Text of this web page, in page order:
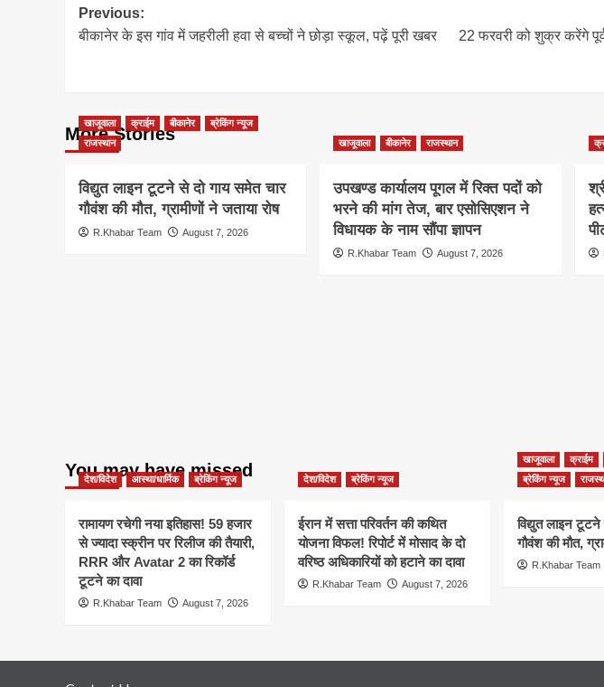
Post
navigation
Previous:
बीकानेर के इस गांव में जहरीली हवा से बच्चों ने छोड़ा स्कूल, पढ़ें पूरी खबर
22 फरवरी को शुक्र करेंगे
More Stories
खाजूवाला क्राईम बीकानेर
ब्रेकिंग न्यूज
राजस्थान
विद्युत लाइन टूटने से दो गाय समेत चार
गौवंश की मौत, ग्रामीणों ने जताया रोष
R.Khabar Team August 7, 2026
खाजूवाला बीकानेर राजस्थान
उपखण्ड कार्यालय पूगल में रिक्त पदों को
भरने की मांग तेज, बार एसोसिएशन ने
विधायक के नाम सौंपा ज्ञापन
R.Khabar Team August 7, 2026
You may have missed
देश/विदेश आस्था/धार्मिक ब्रेकिंग न्यूज
रामायण रचेगी नया इतिहास! 59 हजार
से ज्यादा स्क्रीन पर रिलीज की तैयारी,
RRR और Avatar 2 का रिकॉर्ड
टूटने का दावा
R.Khabar Team August 7, 2026
देश/विदेश ब्रेकिंग न्यूज
ईरान में सत्ता परिवर्तन की कथित
योजना विफल! रिपोर्ट में मोसाद के दो
वरिष्ठ अधिकारियों को हटाने का दावा
R.Khabar Team August 7, 2026
खाजूवाला क्राईम
ब्रेकिंग न्यूज
विद्युत लाइन
गौवंश की मौत,
R.Khabar Team